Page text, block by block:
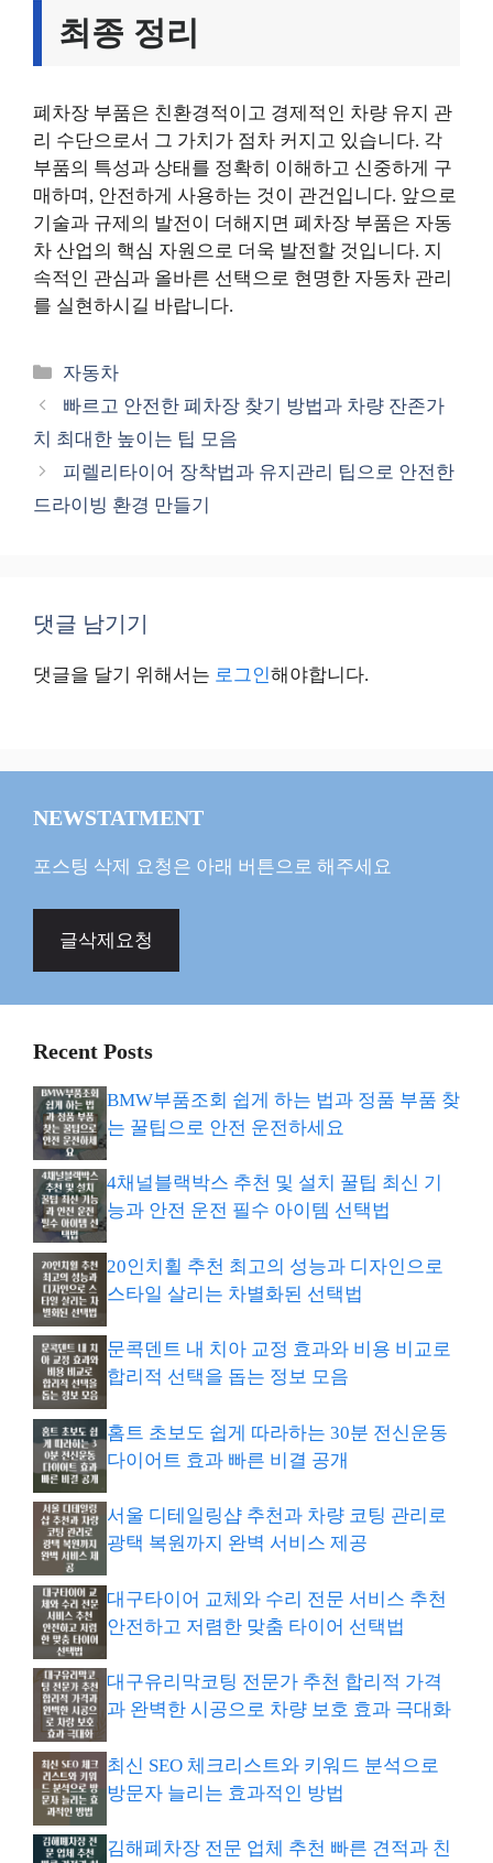
최종 정리
폐차장 부품은 친환경적이고 경제적인 차량 유지 관
리 수단으로서 그 가치가 점차 커지고 있습니다. 각
부품의 특성과 상태를 정확히 이해하고 신중하게 구
매하며, 안전하게 사용하는 것이 관건입니다. 앞으로
기술과 규제의 발전이 더해지면 폐차장 부품은 자동
차 산업의 핵심 자원으로 더욱 발전할 것입니다. 지
속적인 관심과 올바른 선택으로 현명한 자동차 관리
를 실현하시길 바랍니다.
카
테
리
자동차
빠르고 안전한 폐차장 찾기 방법과 차량 잔존가
치 최대한 높이는 팁 모음
피렐리타이어 장착법과 유지관리 팁으로 안전한
드라이빙 환경 만들기
댓글 남기기
댓글을 달기 위해서는 로그인해야합니다.
NEWSTATMENT
포스팅 삭제 요청은 아래 버튼으로 해주세요
글삭제요청
Recent Posts
BMW부품조회 쉽게 하는 법과 정품 부품 찾
는 꿀팁으로 안전 운전하세요
4채널블랙박스 추천 및 설치 꿀팁 최신 기
능과 안전 운전 필수 아이템 선택법
20인치휠 추천 최고의 성능과 디자인으로
스타일 살리는 차별화된 선택법
문콕덴트 내 치아 교정 효과와 비용 비교로
합리적 선택을 돕는 정보 모음
홈트 초보도 쉽게 따라하는 30분 전신운동
다이어트 효과 빠른 비결 공개
서울 디테일링샵 추천과 차량 코팅 관리로
광택 복원까지 완벽 서비스 제공
대구타이어 교체와 수리 전문 서비스 추천
안전하고 저렴한 맞춤 타이어 선택법
대구유리막코팅 전문가 추천 합리적 가격
과 완벽한 시공으로 차량 보호 효과 극대화
최신 SEO 체크리스트와 키워드 분석으로
방문자 늘리는 효과적인 방법
김해폐차장 전문 업체 추천 빠른 견적과 친